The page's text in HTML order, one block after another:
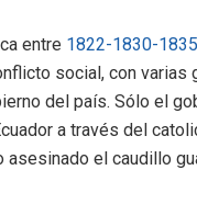
entre 1822-1830-1835
social, con varias
del país. Sólo el
a través del
asesinado el caudillo